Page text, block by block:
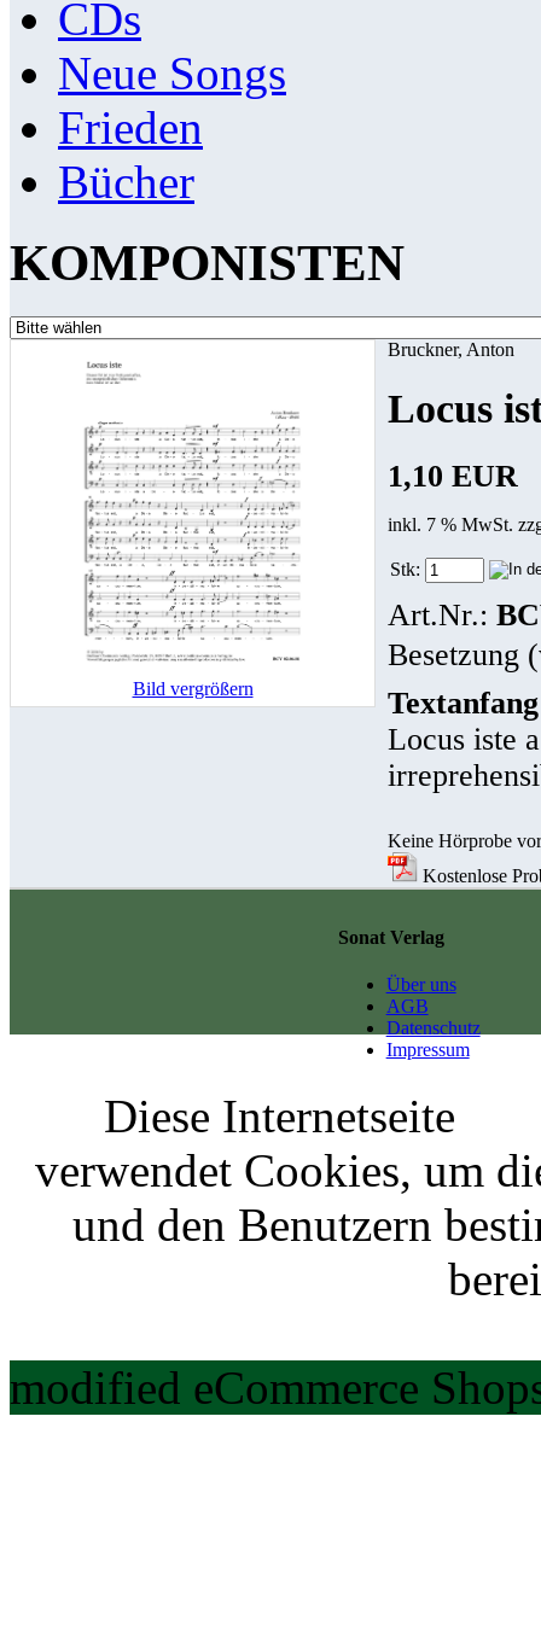
CDs
Neue Songs
Frieden
Bücher
KOMPONISTEN
Bild vergrößern
Bruckner, Anton
Locus
1,10 EUR
inkl. 7 % MwSt.
Stk:
Art.Nr.:
Besetzung
Locus iste
Keine Hörprobe
Kostenlose
Sonat Verlag
Über uns
AGB
Datenschutz
Impressum
Diese Internetseite
verwendet Cookies, um
und den Benutzern
modified eCommerce